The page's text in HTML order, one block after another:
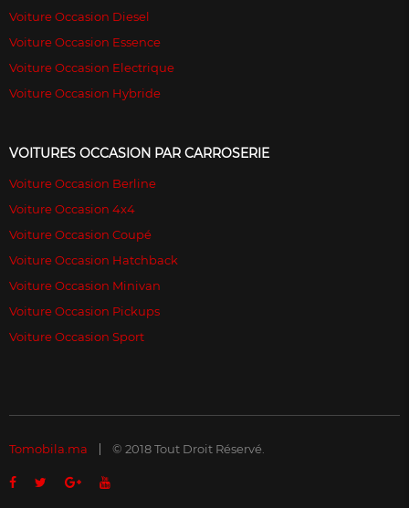
Voiture Occasion Diesel
Voiture Occasion Essence
Voiture Occasion Electrique
Voiture Occasion Hybride
VOITURES OCCASION PAR CARROSERIE
Voiture Occasion Berline
Voiture Occasion 4x4
Voiture Occasion Coupé
Voiture Occasion Hatchback
Voiture Occasion Minivan
Voiture Occasion Pickups
Voiture Occasion Sport
Tomobila.ma © 2018 Tout Droit Réservé.